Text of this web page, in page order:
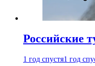
Российские
1 год спустя1 год